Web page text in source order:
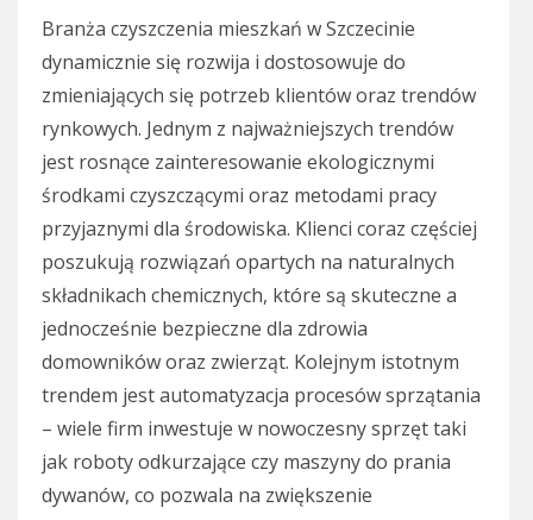
Branża czyszczenia mieszkań w Szczecinie
dynamicznie się rozwija i dostosowuje do
zmieniających się potrzeb klientów oraz trendów
rynkowych. Jednym z najważniejszych trendów
jest rosnące zainteresowanie ekologicznymi
środkami czyszczącymi oraz metodami pracy
przyjaznymi dla środowiska. Klienci coraz częściej
poszukują rozwiązań opartych na naturalnych
składnikach chemicznych, które są skuteczne a
jednocześnie bezpieczne dla zdrowia
domowników oraz zwierząt. Kolejnym istotnym
trendem jest automatyzacja procesów sprzątania
– wiele firm inwestuje w nowoczesny sprzęt taki
jak roboty odkurzające czy maszyny do prania
dywanów, co pozwala na zwiększenie